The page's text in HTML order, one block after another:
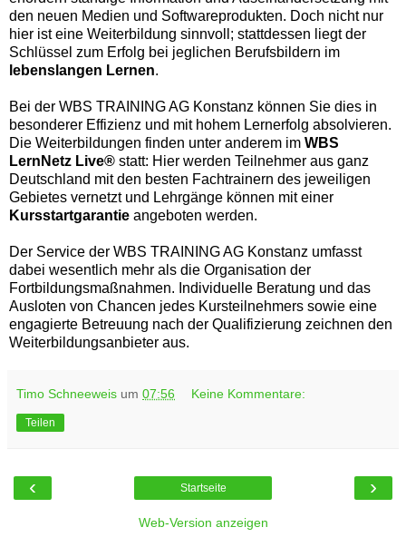
den neuen Medien und Softwareprodukten. Doch nicht nur
hier ist eine Weiterbildung sinnvoll; stattdessen liegt der
Schlüssel zum Erfolg bei jeglichen Berufsbildern im
lebenslangen Lernen.
Bei der WBS TRAINING AG Konstanz können Sie dies in
besonderer Effizienz und mit hohem Lernerfolg absolvieren.
Die Weiterbildungen finden unter anderem im WBS
LernNetz Live® statt: Hier werden Teilnehmer aus ganz
Deutschland mit den besten Fachtrainern des jeweiligen
Gebietes vernetzt und Lehrgänge können mit einer
Kursstartgarantie angeboten werden.
Der Service der WBS TRAINING AG Konstanz umfasst
dabei wesentlich mehr als die Organisation der
Fortbildungsmaßnahmen. Individuelle Beratung und das
Ausloten von Chancen jedes Kursteilnehmers sowie eine
engagierte Betreuung nach der Qualifizierung zeichnen den
Weiterbildungsanbieter aus.
Timo Schneeweis um 07:56 Keine Kommentare:
Teilen
‹ ›
Startseite
Web-Version anzeigen